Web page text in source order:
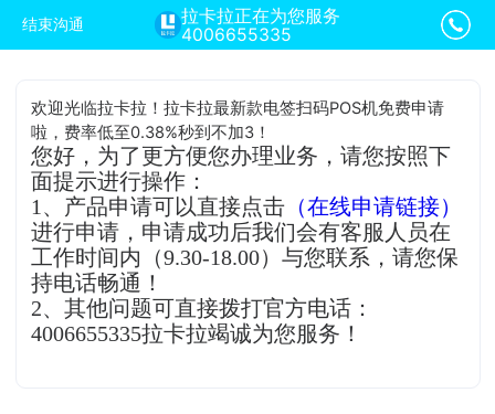
结束沟通
拉卡拉正在为您服务
4006655335
欢迎光临拉卡拉！拉卡拉最新款电签扫码POS机免费申请
啦，费率低至0.38%秒到不加3！
您好，为了更方便您办理业务，请您按照下
面提示进行操作：
1、产品申请可以直接点击 （在线申请链接）
进行申请，申请成功后我们会有客服人员在
工作时间内（9.30-18.00）与您联系，请您保
持电话畅通！
2、其他问题可直接拨打官方电话：
4006655335拉卡拉竭诚为您服务！